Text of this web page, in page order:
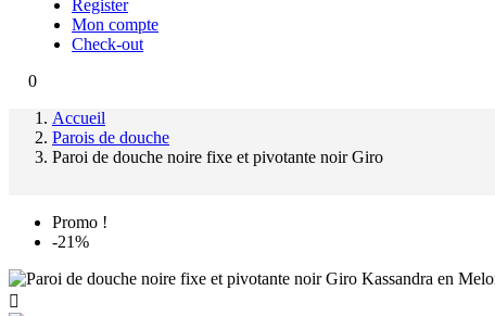
Register
Mon compte
Check-out
0
Accueil
Parois de douche
Paroi de douche noire fixe et pivotante noir Giro
Promo !
-21%
